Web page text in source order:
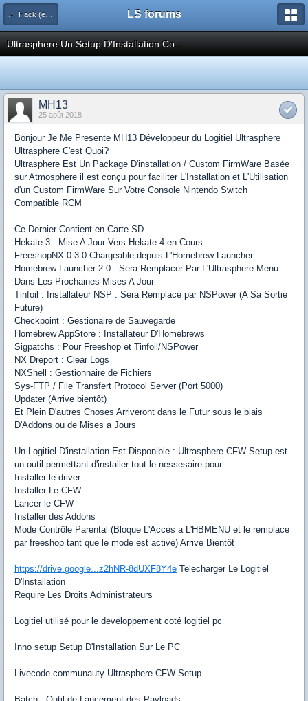
← Hack (exploits, homebrews...) LS forums
Ultrasphere Un Setup D'Installation Co...
MH13
25 août 2018
Bonjour Je Me Presente MH13 Développeur du Logitiel Ultrasphere
Ultrasphere C'est Quoi?
Ultrasphere Est Un Package D'installation / Custom FirmWare Basée
sur Atmosphere il est conçu pour faciliter L'Installation et L'Utilisation
d'un Custom FirmWare Sur Votre Console Nintendo Switch
Compatible RCM
Ce Dernier Contient en Carte SD
Hekate 3 : Mise A Jour Vers Hekate 4 en Cours
FreeshopNX 0.3.0 Chargeable depuis L'Homebrew Launcher
Homebrew Launcher 2.0 : Sera Remplacer Par L'Ultrasphere Menu
Dans Les Prochaines Mises A Jour
Tinfoil : Installateur NSP : Sera Remplacé par NSPower (A Sa Sortie
Future)
Checkpoint : Gestionaire de Sauvegarde
Homebrew AppStore : Installateur D'Homebrews
Sigpatchs : Pour Freeshop et Tinfoil/NSPower
NX Dreport : Clear Logs
NXShell : Gestionnaire de Fichiers
Sys-FTP / File Transfert Protocol Server (Port 5000)
Updater (Arrive bientôt)
Et Plein D'autres Choses Arriveront dans le Futur sous le biais
D'Addons ou de Mises a Jours
Un Logitiel D'installation Est Disponible : Ultrasphere CFW Setup est
un outil permettant d'installer tout le nessesaire pour
Installer le driver
Installer Le CFW
Lancer le CFW
Installer des Addons
Mode Contrôle Parental (Bloque L'Accés a L'HBMENU et le remplace
par freeshop tant que le mode est activé) Arrive Bientôt
https://drive.google...z2hNR-8dUXF8Y4e Telecharger Le Logitiel
D'Installation
Require Les Droits Administrateurs
Logitiel utilisé pour le developpement coté logitiel pc
Inno setup Setup D'Installation Sur Le PC
Livecode communauty Ultrasphere CFW Setup